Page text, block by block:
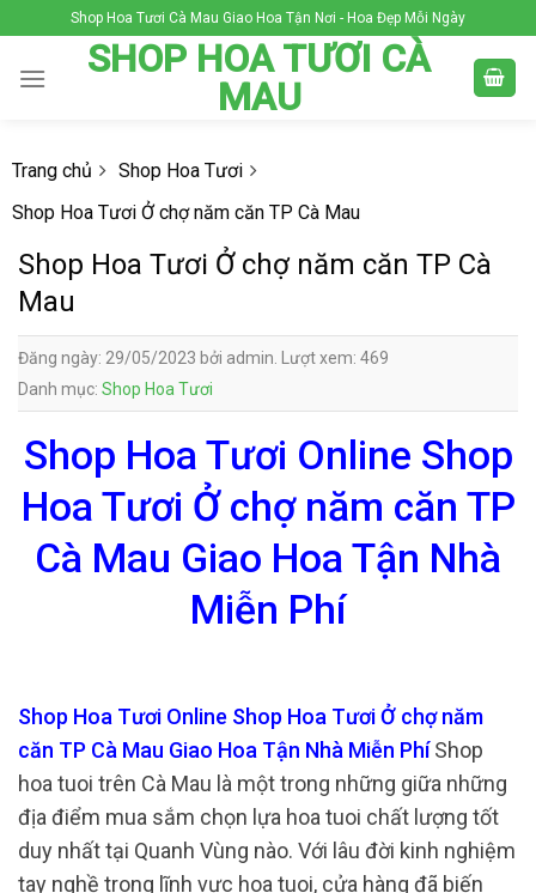
to
content
Shop Hoa Tươi Cà Mau Giao Hoa Tận Nơi - Hoa Đẹp Mỗi Ngày
SHOP HOA TƯƠI CÀ
MAU
Trang chủ
Shop Hoa Tươi
Shop Hoa Tươi Ở chợ năm căn TP Cà Mau
Shop Hoa Tươi Ở chợ năm căn TP Cà
Mau
Đăng ngày: 29/05/2023 bởi admin. Lượt xem: 469
Danh mục: Shop Hoa Tươi
Shop Hoa Tươi Online Shop
Hoa Tươi Ở chợ năm căn TP
Cà Mau Giao Hoa Tận Nhà
Miễn Phí
Shop Hoa Tươi Online Shop Hoa Tươi Ở chợ năm
căn TP Cà Mau Giao Hoa Tận Nhà Miễn PhíShop
hoa tuoi trên Cà Mau là một trong những giữa những
địa điểm mua sắm chọn lựa hoa tuoi chất lượng tốt
duy nhất tại Quanh Vùng nào. Với lâu đời kinh nghiệm
tay nghề trong lĩnh vực hoa tuoi, cửa hàng đã biến